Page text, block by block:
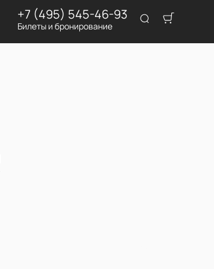
+7 (495) 545-46-93
Билеты и бронирование